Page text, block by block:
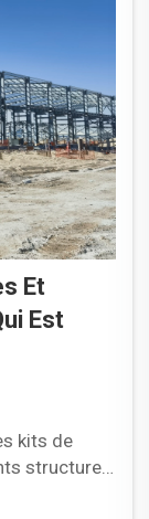
Et
Est
kits de
structurels
kit de